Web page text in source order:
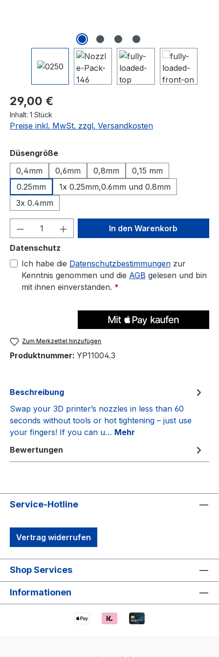
Regulärer Preis:
29,00 €
Inhalt: 1 Stück
Preise inkl. MwSt. zzgl. Versandkosten
Düsengrößeauswählen
0,4mm
0,6mm 0,8mm
0,15 mm
0.25mm
1x 0.25mm,0.6mm und 0.8mm
3x 0.4mm
Produkt Anzahl: Gib denIn den Warenkorb
Datenschutz
Ich habe die Datenschutzbestimmungen zur
Kenntnis genommen und die AGB gelesen und bin
mit ihnen einverstanden. *
Zum Merkzettel hinzufügen
Produktnummer: YP11004.3
Beschreibung
Swap your 3D printer’s nozzles in less than 60
seconds without tools or hot tightening – just use
your fingers! If you can u… Mehr
Bewertungen
Service-Hotline
Vertrag widerrufen
Shop Services
Informationen